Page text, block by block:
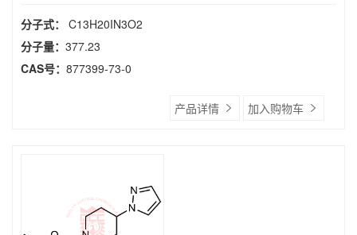
分子式： C13H20IN3O2
分子量： 377.23
CAS号： 877399-73-0
产品详情 加入购物车